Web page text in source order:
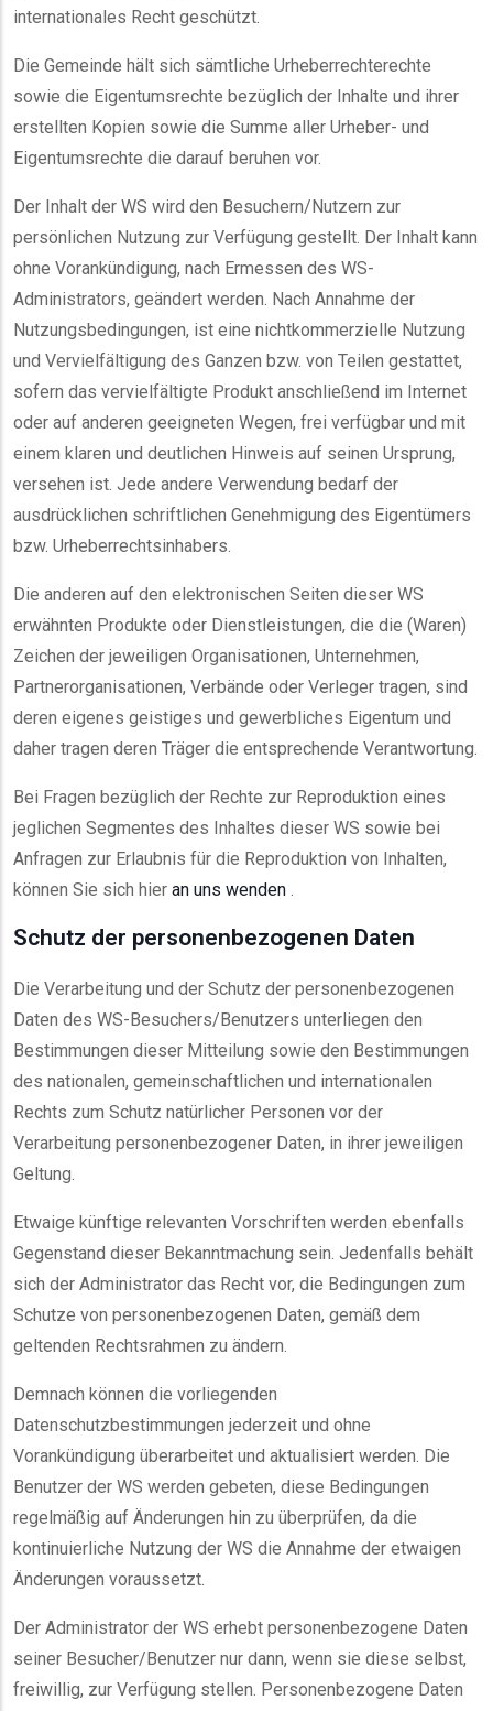
internationales Recht geschützt.
Die Gemeinde hält sich sämtliche Urheberrechterechte
sowie die Eigentumsrechte bezüglich der Inhalte und ihrer
erstellten Kopien sowie die Summe aller Urheber- und
Eigentumsrechte die darauf beruhen vor.
Der Inhalt der WS wird den Besuchern/Nutzern zur
persönlichen Nutzung zur Verfügung gestellt. Der Inhalt kann
ohne Vorankündigung, nach Ermessen des WS-
Administrators, geändert werden. Nach Annahme der
Nutzungsbedingungen, ist eine nichtkommerzielle Nutzung
und Vervielfältigung des Ganzen bzw. von Teilen gestattet,
sofern das vervielfältigte Produkt anschließend im Internet
oder auf anderen geeigneten Wegen, frei verfügbar und mit
einem klaren und deutlichen Hinweis auf seinen Ursprung,
versehen ist. Jede andere Verwendung bedarf der
ausdrücklichen schriftlichen Genehmigung des Eigentümers
bzw. Urheberrechtsinhabers.
Die anderen auf den elektronischen Seiten dieser WS
erwähnten Produkte oder Dienstleistungen, die die (Waren)
Zeichen der jeweiligen Organisationen, Unternehmen,
Partnerorganisationen, Verbände oder Verleger tragen, sind
deren eigenes geistiges und gewerbliches Eigentum und
daher tragen deren Träger die entsprechende Verantwortung.
Bei Fragen bezüglich der Rechte zur Reproduktion eines
jeglichen Segmentes des Inhaltes dieser WS sowie bei
Anfragen zur Erlaubnis für die Reproduktion von Inhalten,
können Sie sich hier an uns wenden .
Schutz der personenbezogenen Daten
Die Verarbeitung und der Schutz der personenbezogenen
Daten des WS-Besuchers/Benutzers unterliegen den
Bestimmungen dieser Mitteilung sowie den Bestimmungen
des nationalen, gemeinschaftlichen und internationalen
Rechts zum Schutz natürlicher Personen vor der
Verarbeitung personenbezogener Daten, in ihrer jeweiligen
Geltung.
Etwaige künftige relevanten Vorschriften werden ebenfalls
Gegenstand dieser Bekanntmachung sein. Jedenfalls behält
sich der Administrator das Recht vor, die Bedingungen zum
Schutze von personenbezogenen Daten, gemäß dem
geltenden Rechtsrahmen zu ändern.
Demnach können die vorliegenden
Datenschutzbestimmungen jederzeit und ohne
Vorankündigung überarbeitet und aktualisiert werden. Die
Benutzer der WS werden gebeten, diese Bedingungen
regelmäßig auf Änderungen hin zu überprüfen, da die
kontinuierliche Nutzung der WS die Annahme der etwaigen
Änderungen voraussetzt.
Der Administrator der WS erhebt personenbezogene Daten
seiner Besucher/Benutzer nur dann, wenn sie diese selbst,
freiwillig, zur Verfügung stellen. Personenbezogene Daten